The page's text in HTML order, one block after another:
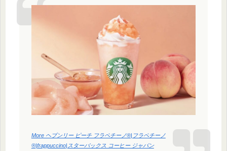
More ヘブンリー ピーチ フラペチーノ®|フラペチーノ
®|frappuccino|スターバックス コーヒー ジャパン